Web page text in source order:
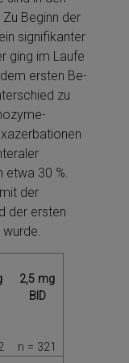
Beginn der
signifikanter
ging im Laufe
ersten Be­
zu
et­wa 30 %.
der
der ersten
2,5 mg
BID
n = 321